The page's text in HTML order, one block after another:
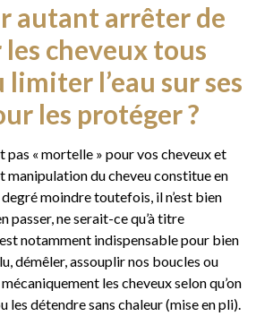
autant arrêter de
cheveux tous
limiter l’eau sur ses
les protéger ?
pas « mortelle » pour vos cheveux et
manipulation du cheveu constitue en
moindre toutefois, il n’est bien
passer, ne serait-ce qu’à titre
est notamment indispensable pour bien
démêler, assouplir nos boucles ou
les cheveux selon qu’on
les détendre sans chaleur (mise en pli).